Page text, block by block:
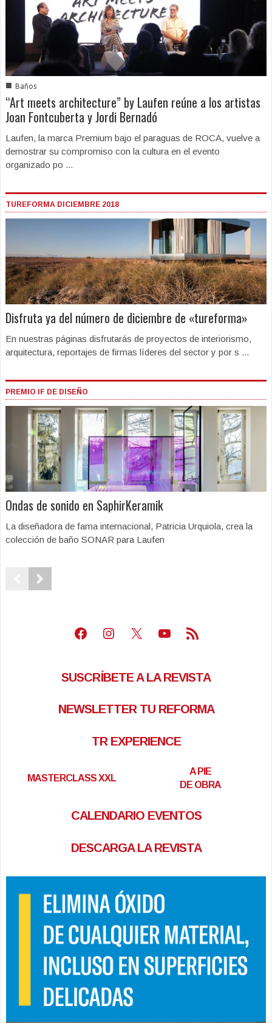
■ Baños
“Art meets architecture” by Laufen reúne a los artistas
Joan Fontcuberta y Jordi Bernadó
Laufen, la marca Premium bajo el paraguas de ROCA, vuelve a
demostrar su compromiso con la cultura en el evento
organizado po ...
TUREFORMA DICIEMBRE 2018
Disfruta ya del número de diciembre de «tureforma»
En nuestras páginas disfrutarás de proyectos de interiorismo,
arquitectura, reportajes de firmas líderes del sector y por s ...
PREMIO IF DE DISEÑO
Ondas de sonido en SaphirKeramik
La diseñadora de fama internacional, Patricia Urquiola, crea la
colección de baño SONAR para Laufen
Facebook
Instagram
X Youtube
Feed RSS
SUSCRÍBETE A LA REVISTA
NEWSLETTER TU REFORMA
TR EXPERIENCE
MASTERCLASS XXL
A PIE
DE OBRA
CALENDARIO EVENTOS
DESCARGA LA REVISTA